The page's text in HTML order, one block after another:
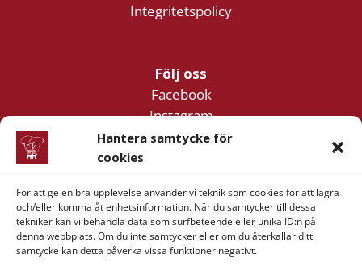
Hantera samtycke för
cookies
För att ge en bra upplevelse använder vi teknik som cookies för att lagra
och/eller komma åt enhetsinformation. När du samtycker till dessa
tekniker kan vi behandla data som surfbeteende eller unika ID:n på
denna webbplats. Om du inte samtycker eller om du återkallar ditt
samtycke kan detta påverka vissa funktioner negativt.
Integritetspolicy
Följ oss
Facebook
Instagram
YouTube
Företagsinformation
Verner & Verner Nordstan AB
Lilla Klädpressaregatan 11
411 05 Göteborg